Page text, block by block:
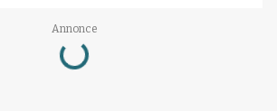
Annonce
Loading...